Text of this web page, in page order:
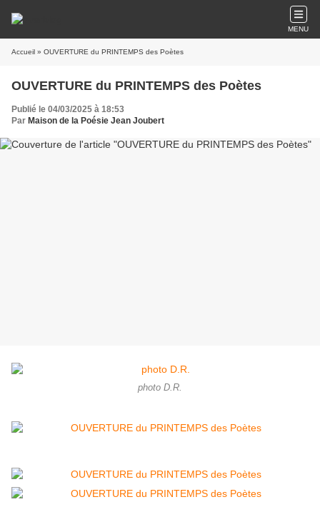
MENU
Accueil » OUVERTURE du PRINTEMPS des Poètes
OUVERTURE du PRINTEMPS des Poètes
Publié le 04/03/2025 à 18:53
Par Maison de la Poésie Jean Joubert
photo D.R.